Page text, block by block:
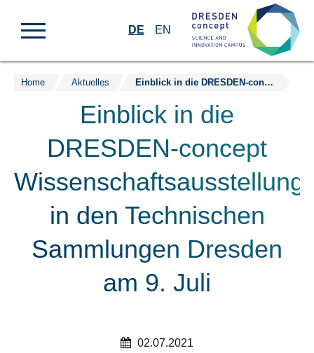
DE EN
Home Aktuelles Einblick in die DRESDEN-concept Wissenschaftsausstellung in den Technischen Sammlungen Dresden am 9. Juli
Einblick in die
DRESDEN-concept
Wissenschaftsausstellung
in den Technischen
Sammlungen Dresden
am 9. Juli
02.07.2021